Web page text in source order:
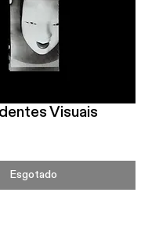
Visuais
Esgotado